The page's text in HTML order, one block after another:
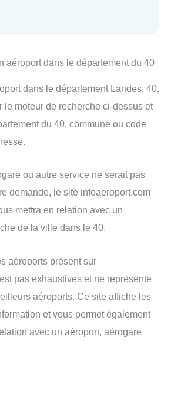
aéroport dans le département du 40
dans le département Landes, 40,
le moteur de recherche ci-dessus et
du 40, commune ou code
ou autre service ne serait pas
demande, le site infoaeroport.com
mettra en relation avec un
de la ville dans le 40.
aéroports présent sur
pas exhaustives et ne représente
aéroports. Ce site affiche les
et vous permet également
avec un aéroport, aérogare